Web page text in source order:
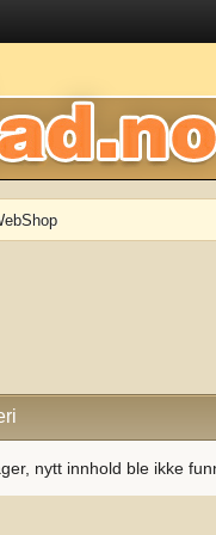
nytt innhold ble ikke